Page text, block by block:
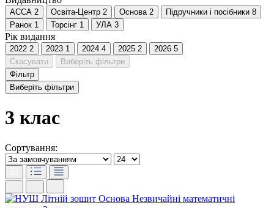
АССА 2 Освіта-Центр 2 Основа 2 Пiдручники i посiбники 8
Ранок 1 Торсінг 1 УЛА 3
Рік видання
2022 2 2023 1 2024 4 2025 2 2026 5
Скасувати
Виберіть фільтри
Фільтр
Виберіть фільтри
3 клас
Сортування: